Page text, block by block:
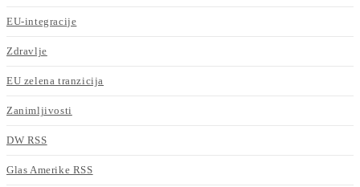
EU-integracije
Zdravlje
EU zelena tranzicija
Zanimljivosti
DW RSS
Glas Amerike RSS